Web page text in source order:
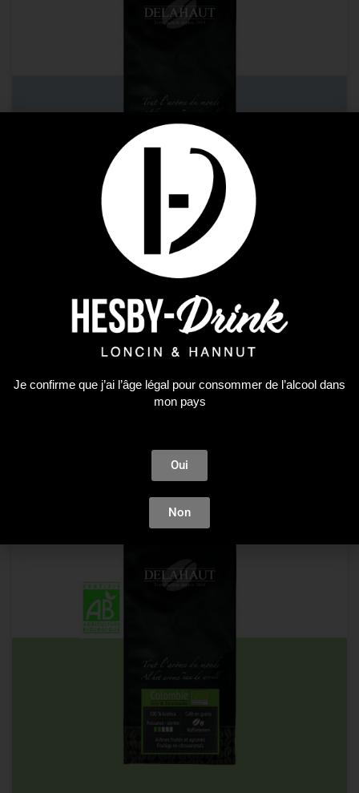
Delahaut – Kalossi grains
2,58€ – 25,80€
CHOIX DES OPTIONS
Je confirme que j’ai l’âge légal pour consommer de l’alcool dans
mon pays
Oui
Non